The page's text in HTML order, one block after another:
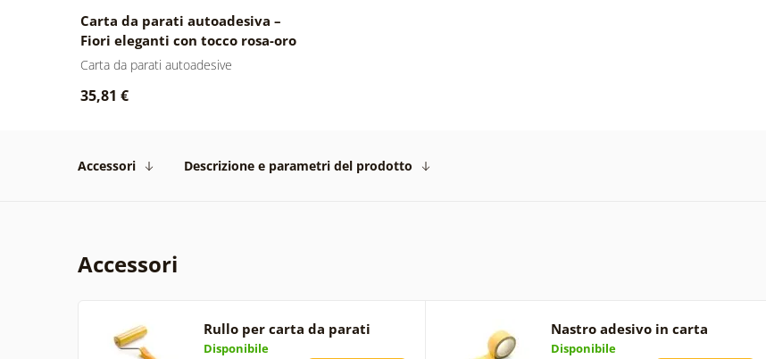
Carta da parati autoadesiva –
Fiori eleganti con tocco rosa-oro
Carta da parati autoadesive
35,81 €
Accessori Descrizione e parametri del prodotto
Accessori
Rullo per carta da parati
Disponibile
Nastro adesivo in carta
Disponibile